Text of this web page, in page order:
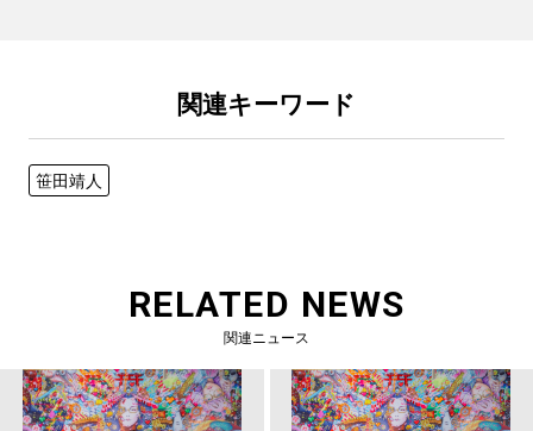
関連キーワード
笹田靖人
RELATED NEWS
関連ニュース